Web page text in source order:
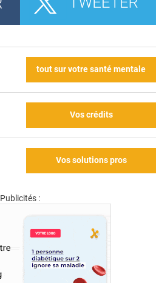
tout sur votre santé mentale
Vos crédits
Vos solutions pros
Publicités :